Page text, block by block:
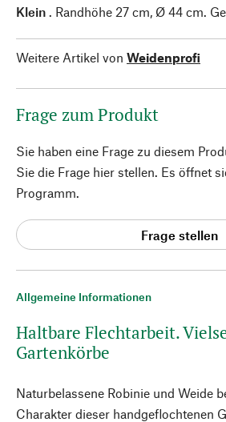
Allgemeine Informationen
Haltbare Flechtarbeit.
Gartenkörbe
Naturbelassene Robinie und Weide
Charakter dieser handgeflochtenen
Klein . Randhöhe 27 cm, Ø 44 cm.
Weitere Artikel von Weidenprofi
Frage zum Produkt
Sie haben eine Frage zu diesem
Sie die Frage hier stellen. Es öffnet
Programm.
Frage stellen